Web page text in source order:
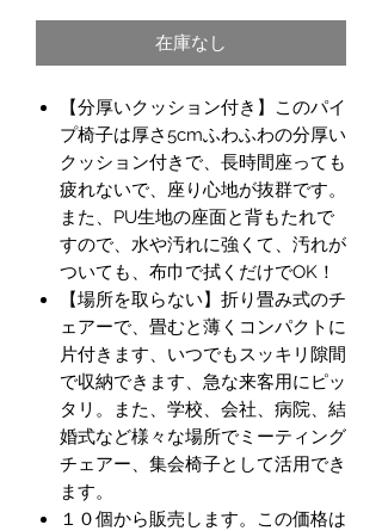
在庫なし
【分厚いクッション付き】このパイ
プ椅子は厚さ5cmふわふわの分厚い
クッション付きで、長時間座っても
疲れないで、座り心地が抜群です。
また、PU生地の座面と背もたれで
すので、水や汚れに強くて、汚れが
ついても、布巾で拭くだけでOK！
【場所を取らない】折り畳み式のチ
ェアーで、畳むと薄くコンパクトに
片付きます、いつでもスッキリ隙間
で収納できます、急な来客用にピッ
タリ。また、学校、会社、病院、結
婚式など様々な場所でミーティング
チェアー、集会椅子として活用でき
ます。
１０個から販売します。この価格は